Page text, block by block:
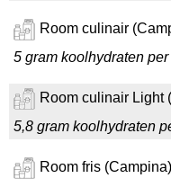
Room culinair
5 gram koolhydraten per
Room culinair Light
5,8 gram koolhydraten
Room fris (Campina)